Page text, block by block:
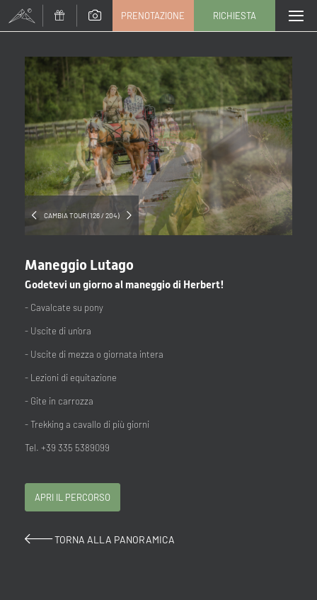
PRENOTAZIONE RICHIESTA
CAMBIA TOUR (126 / 204)
Maneggio Lutago
Godetevi un giorno al maneggio di Herbert!
- Cavalcate su pony
- Uscite di un’ora
- Uscite di mezza o giornata intera
- Lezioni di equitazione
- Gite in carrozza
- Trekking a cavallo di più giorni
Tel. +39 335 5389099
APRI IL PERCORSO
TORNA ALLA PANORAMICA
Titolo
Famiglia Signor Signora
Nome Cognome*
E-mail*
*campi obbligatori
Invia